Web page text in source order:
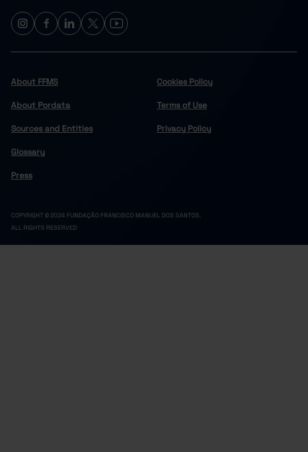
About FFMS
About Pordata
Sources and Entities
Glossary
Press
Cookies Policy
Terms of Use
Privacy Policy
COPYRIGHT © 2024 FUNDAÇÃO FRANCISCO MANUEL DOS SANTOS.
ALL RIGHTS RESERVED